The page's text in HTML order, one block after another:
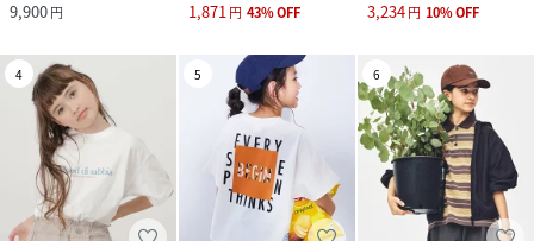
9,900円 1,871円 43%OFF 3,234円 10%OFF
4 5 6